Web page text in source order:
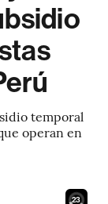
temporal
operan en
21